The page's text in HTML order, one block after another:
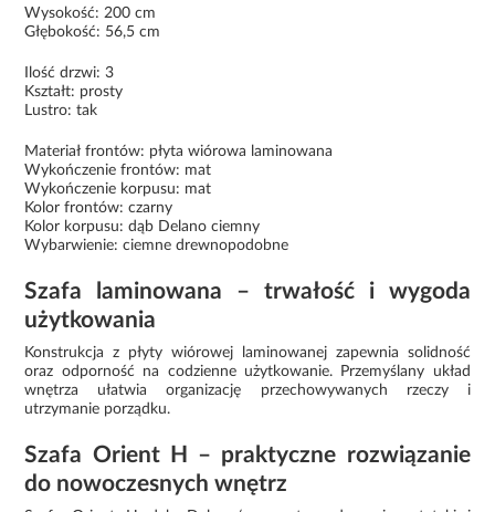
Wysokość: 200 cm
Głębokość: 56,5 cm
Ilość drzwi: 3
Kształt: prosty
Lustro: tak
Materiał frontów: płyta wiórowa laminowana
Wykończenie frontów: mat
Wykończenie korpusu: mat
Kolor frontów: czarny
Kolor korpusu: dąb Delano ciemny
Wybarwienie: ciemne drewnopodobne
Szafa laminowana – trwałość i wygoda
użytkowania
Konstrukcja z płyty wiórowej laminowanej zapewnia solidność
oraz odporność na codzienne użytkowanie. Przemyślany układ
wnętrza ułatwia organizację przechowywanych rzeczy i
utrzymanie porządku.
Szafa Orient H – praktyczne rozwiązanie
do nowoczesnych wnętrz